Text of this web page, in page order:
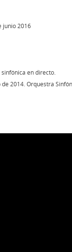
junio 2016
en directo.
2014. Orquestra